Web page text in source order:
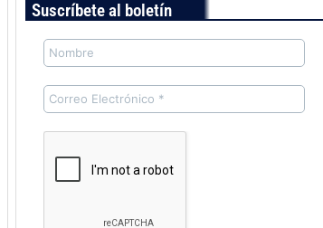
Suscríbete al boletín